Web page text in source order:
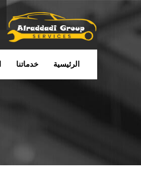
الرئيسية خدماتنا